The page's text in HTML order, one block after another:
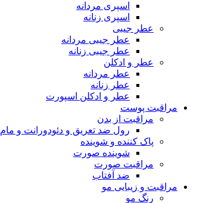
اسپری مردانه
اسپری زنانه
عطر جیبی
عطر جیبی مردانه
عطر جیبی زنانه
عطر و ادکلن
عطر مردانه
عطر زنانه
عطر و ادکلن اسپورت
مراقبت پوست
مراقبت از بدن
رول ضد تعریق و دئودورانت و مام
پاک کننده و شوینده
شوینده صورت
مراقبت صورت
ضد آفتاب
مراقبت و زیبایی مو
رنگ مو